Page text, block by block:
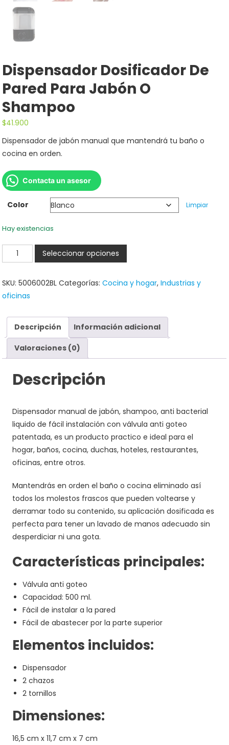
Dispensador Dosificador De
Pared Para Jabón O
Shampoo
$41.900
Dispensador de jabón manual que mantendrá tu baño o
cocina en orden.
Contacta un asesor
Color Limpiar
Hay existencias
Seleccionar opciones
SKU:5006002BL Categorías:Cocina y hogar,Industrias y
oficinas
Descripción Información adicional
Valoraciones (0)
Descripción
Dispensador manual de jabón, shampoo, anti bacterial
liquido de fácil instalación con válvula anti goteo
patentada, es un producto practico e ideal para el
hogar, baños, cocina, duchas, hoteles, restaurantes,
oficinas, entre otros.
Mantendrás en orden el baño o cocina eliminado así
todos los molestos frascos que pueden voltearse y
derramar todo su contenido, su aplicación dosificada es
perfecta para tener un lavado de manos adecuado sin
desperdiciar ni una gota.
Características principales:
Válvula anti goteo
Capacidad: 500 ml.
Fácil de instalar a la pared
Fácil de abastecer por la parte superior
Elementos incluidos:
Dispensador
2 chazos
2 tornillos
Dimensiones:
16,5 cm x 11,7 cm x 7 cm